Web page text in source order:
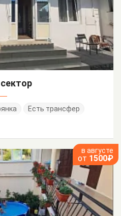
Есть трансфер
в августе
от 1500₽